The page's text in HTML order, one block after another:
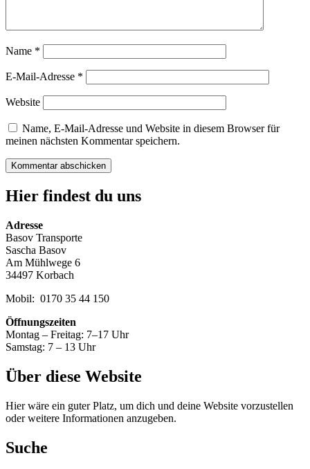
Name *
E-Mail-Adresse *
Website
Name, E-Mail-Adresse und Website in diesem Browser für
meinen nächsten Kommentar speichern.
Hier findest du uns
Adresse
Basov Transporte
Sascha Basov
Am Mühlwege 6
34497 Korbach
Mobil: 0170 35 44 150
Öffnungszeiten
Montag – Freitag: 7–17 Uhr
Samstag: 7 – 13 Uhr
Über diese Website
Hier wäre ein guter Platz, um dich und deine Website vorzustellen
oder weitere Informationen anzugeben.
Suche